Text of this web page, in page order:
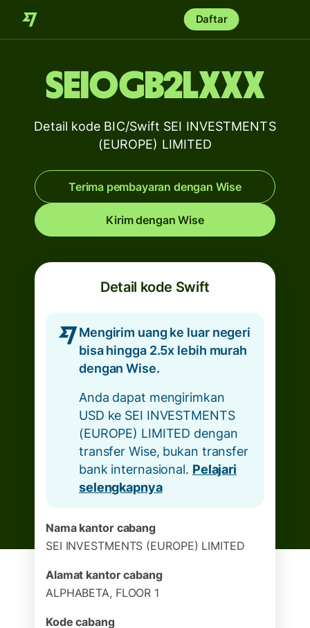
Daftar
SEIOGB2LXXX
Detail kode BIC/Swift SEI INVESTMENTS
(EUROPE) LIMITED
Terima pembayaran dengan Wise
Kirim dengan Wise
Detail kode Swift
Mengirim uang ke luar negeri
bisa hingga 2.5x lebih murah
dengan Wise.
Anda dapat mengirimkan
USD ke SEI INVESTMENTS
(EUROPE) LIMITED dengan
transfer Wise, bukan transfer
bank internasional. Pelajari
selengkapnya
Nama kantor cabang
SEI INVESTMENTS (EUROPE) LIMITED
Alamat kantor cabang
ALPHABETA, FLOOR 1
Kode cabang